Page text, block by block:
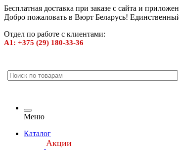
Бесплатная доставка при заказе с сайта и
Добро пожаловать в Вюрт Беларусь!
Отдел по работе с клиентами:
А1: +375 (29) 180-33-36
Меню
Каталог
Акции